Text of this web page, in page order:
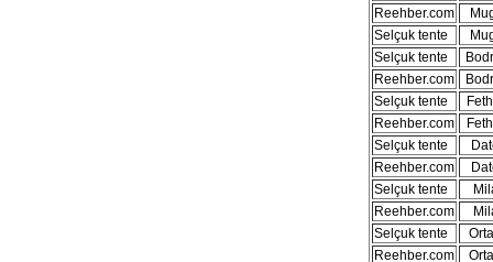
Reehber.com
Selçuk tente
Selçuk tente
Reehber.com
Selçuk tente
Reehber.com
Selçuk tente
Reehber.com
Selçuk tente
Reehber.com
Selçuk tente
Reehber.com